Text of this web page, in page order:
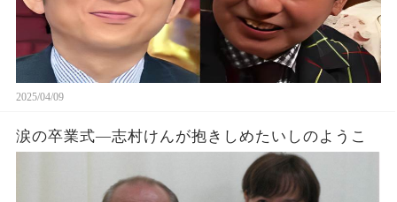
2025/04/09
涙の卒業式—志村けんが抱きしめたいしのようこ